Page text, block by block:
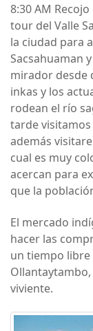
8:30 AM
tour del Valle
la ciudad para
Sacsahuaman
mirador desde
inkas y los
rodean el río
tarde
además
cual es muy
acercan para
que la
El mercado
hacer las
un tiempo
viviente.